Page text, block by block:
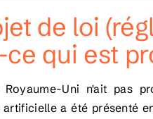
de loi
ce qui est
Uni n'ait pas
artificielle a été présenté